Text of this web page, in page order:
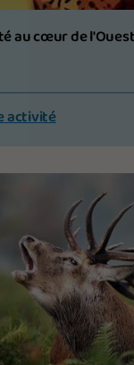
au cœur de
activité